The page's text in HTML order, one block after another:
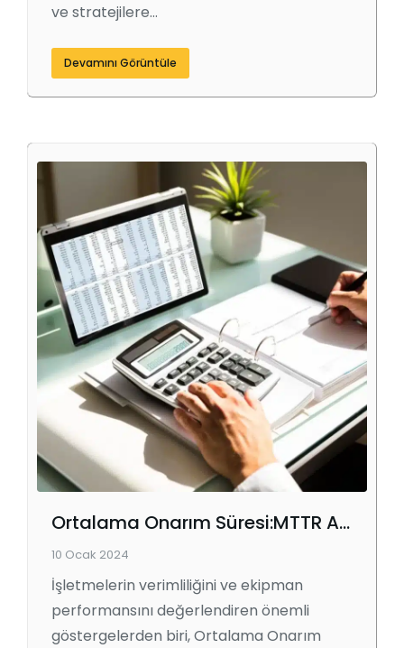
ve stratejilere…
Devamını Görüntüle
Ortalama Onarım Süresi:MTTR Anlamı ve Formülü [Hesap Makinesi ile!]
10 Ocak 2024
İşletmelerin verimliliğini ve ekipman
performansını değerlendiren önemli
göstergelerden biri, Ortalama Onarım